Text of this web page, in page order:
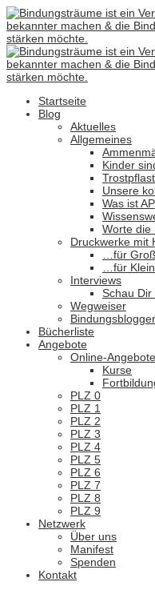
Startseite
Blog
Aktuelles
Allgemeines
Kinder
Unsere
Was ist
Worte die
Druckwerke mit
…für Groß
…für Klein
Interviews
Schau Dir
Wegweiser
Bindungsblogger
Bücherliste
Angebote
Online-Angebote
Kurse
PLZ 0
PLZ 1
PLZ 2
PLZ 3
PLZ 4
PLZ 5
PLZ 6
PLZ 7
PLZ 8
PLZ 9
Netzwerk
Über uns
Manifest
Spenden
Kontakt